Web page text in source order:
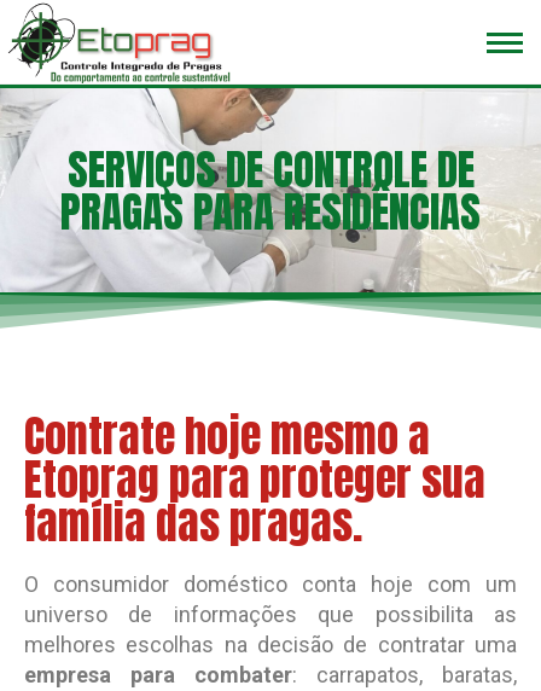
SERVIÇOS DE CONTROLE DE
PRAGAS PARA RESIDÊNCIAS
Contrate hoje mesmo a
Etoprag para proteger sua
família das pragas.
O consumidor doméstico conta hoje com um
universo de informações que possibilita as
melhores escolhas na decisão de contratar uma
empresa para combater: carrapatos, baratas,